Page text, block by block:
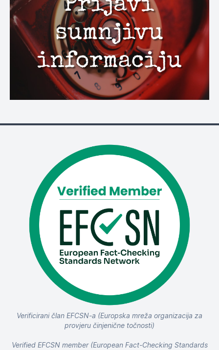
Verificirani član EFCSN-a (Europska mreža organizacija za
provjeru činjenične točnosti)
Verified EFCSN member (European Fact-Checking Standards